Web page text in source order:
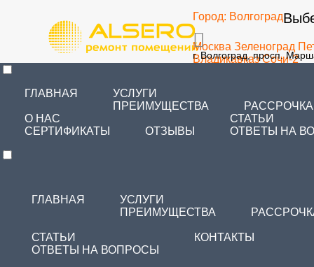
Город: Волгоград
Москва Зеленоград
Владикавказ Сочи-2
г. Волгоград, просп.
57
ГЛАВНАЯ
УСЛУГИ
ПРЕИМУЩЕСТВА
РАССРОЧКА
О НАС
СЕРТИФИКАТЫ
ОТЗЫВЫ
СТАТЬИ
ОТВЕТЫ НА
ГЛАВНАЯ
УСЛУГИ
ПРЕИМУЩЕСТВА
СТАТЬИ
ОТВЕТЫ НА ВОПРОСЫ
КОНТАКТЫ